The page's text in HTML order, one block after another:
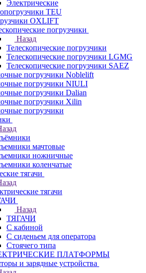
Электрические
TEU
OXLIFT
погрузчики
Назад
Телескопические погрузчики
Телескопические погрузчики LGMG
Телескопические погрузчики SAEZ
погрузчики Noblelift
погрузчики NIULI
погрузчики Dalian
погрузчики Xilin
погрузчики
мачтовые
ножничные
коленчатые
тягачи
тягачи
Назад
ТЯГАЧИ
С кабиной
С сиденьем для оператора
Стоячего типа
ПЛАТФОРМЫ
и зарядные устройства